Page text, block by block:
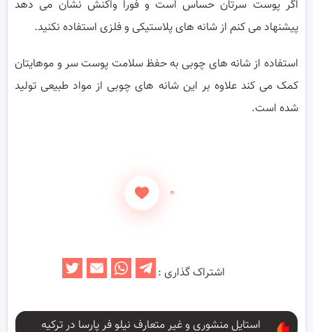
اگر پوست سرتان حساس است و فورا واکنش نشان می دهد
پیشنهاد می کنم از شانه های پلاستیکی و فلزی استفاده نکنید.
استفاده از شانه های چوبی به حفظ سلامت پوست سر و موهایتان
کمک می کند علاوه بر این شانه های چوبی از مواد طبیعی تولید
شده است.
۰
اشتراک گذاری :
استایل منشوری و غیر متعارف نیلو فر پارسا در ترکیه